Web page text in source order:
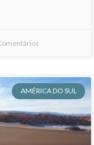
AMÉRICA DO SUL